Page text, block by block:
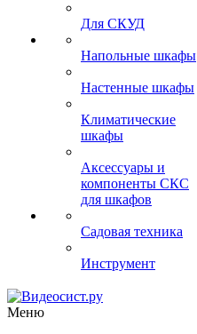
Для СКУД
Напольные шкафы
Настенные шкафы
Климатические
шкафы
Аксессуары и
компоненты СКС
для шкафов
Садовая техника
Инструмент
Меню